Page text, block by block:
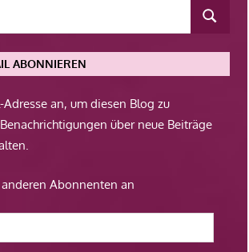
ABONNIEREN
an, um diesen Blog zu
über neue Beiträge
Abonnenten an